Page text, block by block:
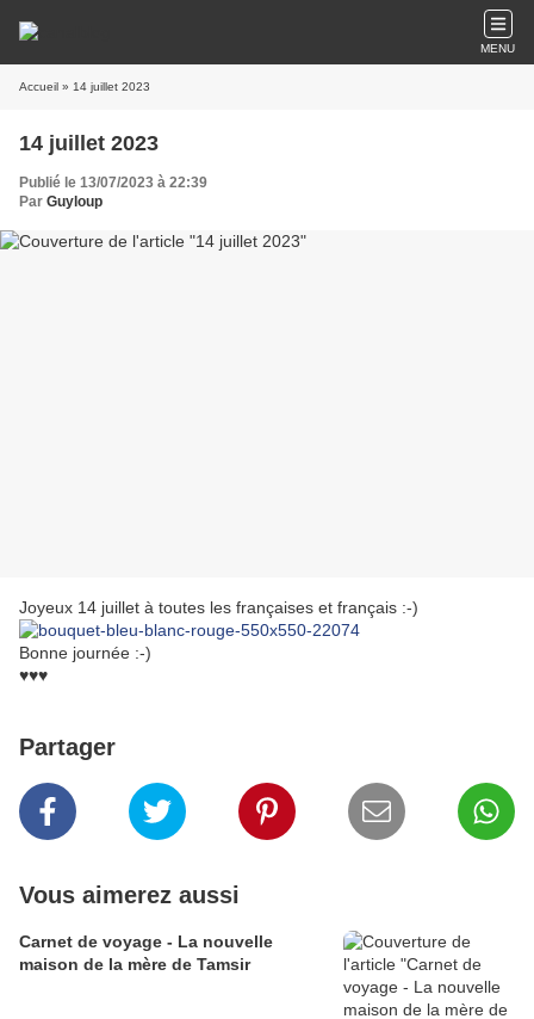
MENU
Accueil » 14 juillet 2023
14 juillet 2023
Publié le 13/07/2023 à 22:39
Par Guyloup
Joyeux 14 juillet à toutes les françaises et français :-)
Bonne journée :-)
♥♥♥
Partager
Vous aimerez aussi
Carnet de voyage - La nouvelle
maison de la mère de Tamsir